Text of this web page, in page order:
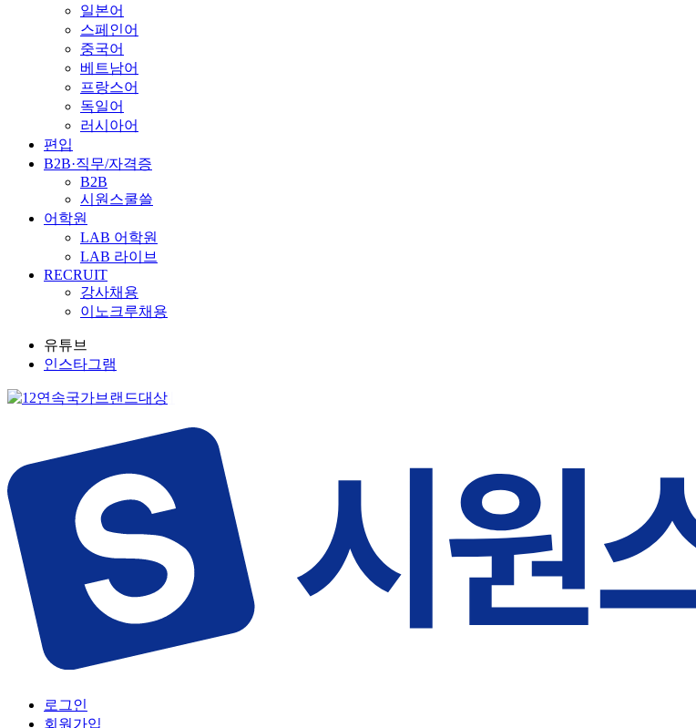
일본어
스페인어
중국어
베트남어
프랑스어
독일어
러시아어
편입
B2B·직무/자격증
B2B
시원스쿨쓸
어학원
LAB 어학원
LAB 라이브
RECRUIT
강사채용
이노크루채용
유튜브
인스타그램
로그인
회원가입